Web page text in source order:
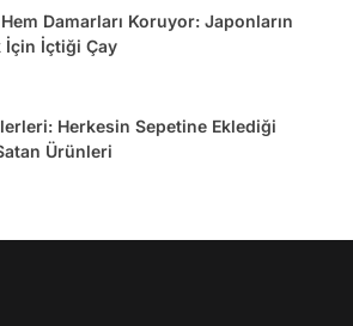
Damarları Koruyor: Japonların
İçin İçtiği Çay
Herkesin Sepetine Eklediği
Ürünleri